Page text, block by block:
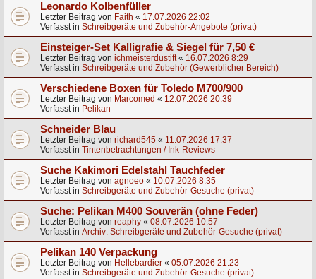
Leonardo Kolbenfüller
Letzter Beitrag von Faith « 17.07.2026 22:02
Verfasst in Schreibgeräte und Zubehör-Angebote (privat)
Einsteiger-Set Kalligrafie & Siegel für 7,50 €
Letzter Beitrag von ichmeisterdustift« 16.07.2026 8:29
Verfasst in Schreibgeräte und Zubehör (Gewerblicher Bereich)
Verschiedene Boxen für Toledo M700/900
Letzter Beitrag von Marcomed « 12.07.2026 20:39
Verfasst in Pelikan
Schneider Blau
Letzter Beitrag von richard545 « 11.07.2026 17:37
Verfasst in Tintenbetrachtungen / Ink-Reviews
Suche Kakimori Edelstahl Tauchfeder
Letzter Beitrag von agnoeo « 10.07.2026 8:35
Verfasst in Schreibgeräte und Zubehör-Gesuche (privat)
Suche: Pelikan M400 Souverän (ohne Feder)
Letzter Beitrag von reaphy « 08.07.2026 10:57
Verfasst in Archiv: Schreibgeräte und Zubehör-Gesuche (privat)
Pelikan 140 Verpackung
Letzter Beitrag von Hellebardier « 05.07.2026 21:23
Verfasst in Schreibgeräte und Zubehör-Gesuche (privat)